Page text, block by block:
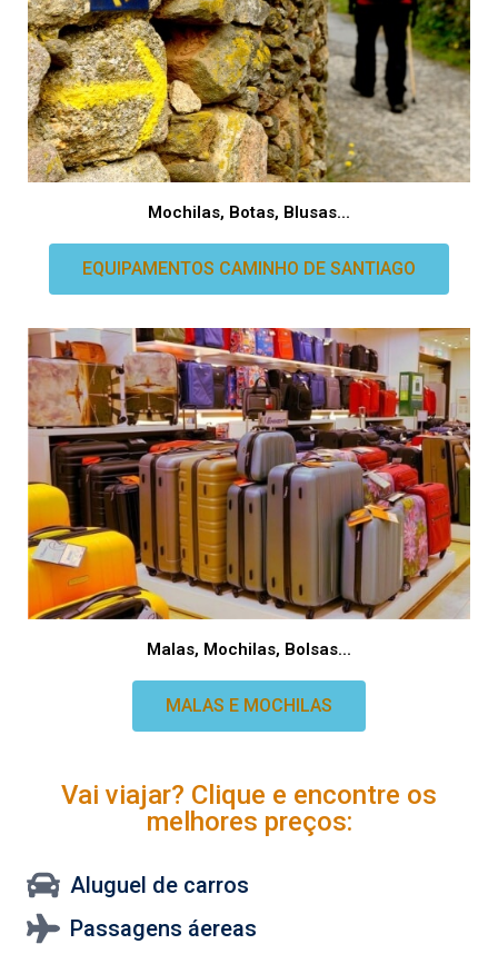
Mochilas, Botas, Blusas...
EQUIPAMENTOS CAMINHO DE SANTIAGO
Malas, Mochilas, Bolsas...
MALAS E MOCHILAS
Vai viajar? Clique e encontre os
melhores preços:
Aluguel de carros
Passagens áereas